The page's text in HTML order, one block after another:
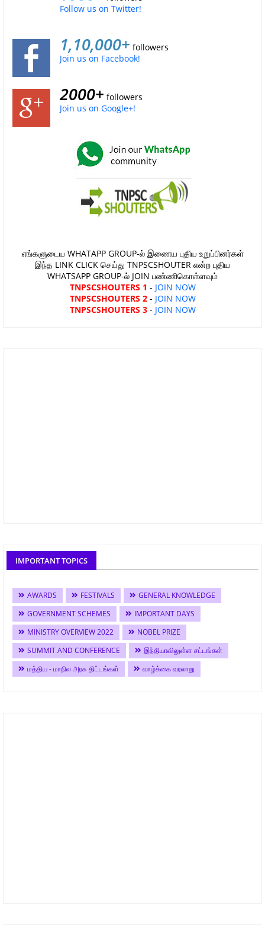
Follow us on Twitter!
1,10,000+ followers
Join us on Facebook!
2000+ followers
Join us on Google+!
எங்களுடைய WHATAPP GROUP-ல் இணைய புதிய உறுப்பினர்கள்
இந்த LINK CLICK செய்து TNPSCSHOUTER என்ற புதிய
WHATSAPP GROUP-ல் JOIN பண்ணிகொள்ளவும்
TNPSCSHOUTERS 1 - JOIN NOW
TNPSCSHOUTERS 2- JOIN NOW
TNPSCSHOUTERS 3- JOIN NOW
IMPORTANT TOPICS
AWARDS FESTIVALS
GENERAL KNOWLEDGE
GOVERNMENT SCHEMES
IMPORTANT DAYS
MINISTRY OVERVIEW 2022
NOBEL PRIZE
SUMMIT AND CONFERENCE
இந்தியாவிலுள்ள சட்டங்கள்
மத்திய - மாநில அரசு திட்டங்கள்
வாழ்க்கை வரலாறு